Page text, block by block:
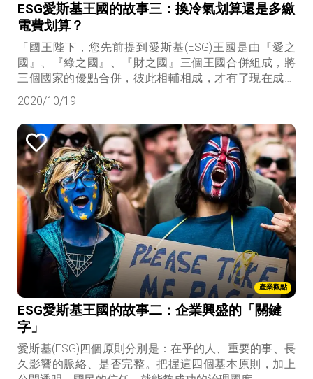
ESG愛斯基王國的故事三：換冷氣划算還是多繳
電費划算？
「國王陛下，您先前提到愛斯基(ESG)王國是由『愛之
國』、『綠之國』、『財之國』三個王國合併組成，將
三個國家的優點合併，彼此相輔相成，才有了現在成功
的愛斯基王國。『財之國』非常好理解，畢竟我們就想
要發大財，但『綠之國』不就是做環保、『愛之國』不
就是做公益，怎能跟『財之國』的重要性相提並論
呢？」記者說道。
2020/10/19
產業觀點
ESG愛斯基王國的故事二：企業興盛的「關鍵
字」
愛斯基(ESG)四個原則分別是：在乎的人、重要的事、長
久影響的脈絡、是否完整。把握這四個基本原則，加上